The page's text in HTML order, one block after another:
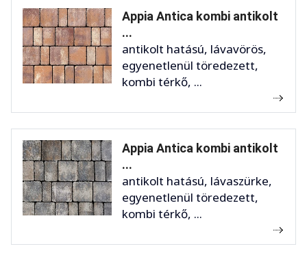
Appia Antica kombi antikolt
...
antikolt hatású, lávavörös,
egyenetlenül töredezett,
kombi térkő, ...
Appia Antica kombi antikolt
...
antikolt hatású, lávaszürke,
egyenetlenül töredezett,
kombi térkő, ...